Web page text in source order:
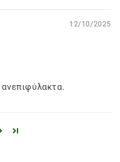
12/10/2025